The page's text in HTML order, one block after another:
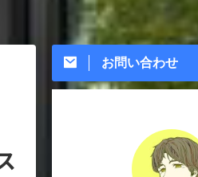
お問い合わせ